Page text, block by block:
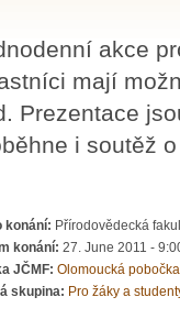
akce
mají
Prezentace
i soutěž
konání: Přírodovědecká
konání: 27. June 2011 -
JČMF: Olomoucká pobočka
skupina: Pro žáky a